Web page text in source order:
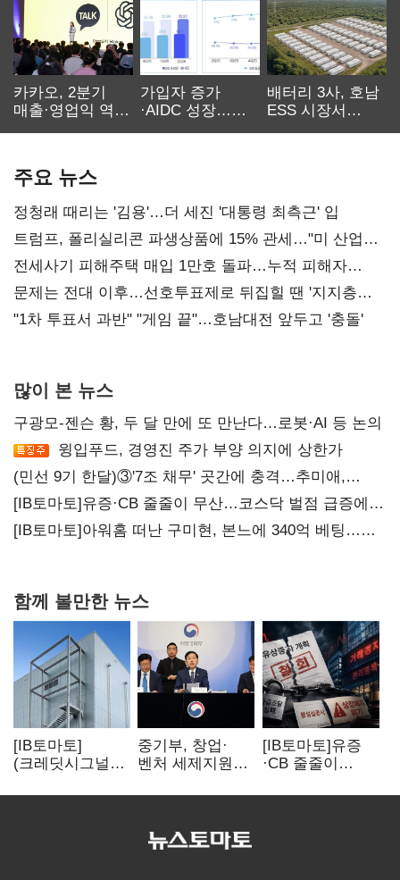
카카오, 2분기
매출·영업익 역대
가입자 증가
·AIDC 성장…
배터리 3사, 호남
ESS 시장서
주요 뉴스
정청래 때리는 '김용'…더 세진 '대통령 최측근' 입
트럼프, 폴리실리콘 파생상품에 15% 관세…"미 산업
재건"
전세사기 피해주택 매입 1만호 돌파…누적 피해자
4만278명
문제는 전대 이후…선호투표제로 뒤집힐 땐 '지지층
불복'
"1차 투표서 과반" "게임 끝"…호남대전 앞두고 '충돌'
많이 본 뉴스
구광모-젠슨 황, 두 달 만에 또 만난다…로봇·AI 등 논의
윙입푸드, 경영진 주가 부양 의지에 상한가
(민선 9기 한달)③'7조 채무' 곳간에 충격…추미애,
20년만에 '비상재정' 선언 승부수
[IB토마토]유증·CB 줄줄이 무산…코스닥 벌점 급증에
상폐 압박
[IB토마토]아워홈 떠난 구미현, 본느에 340억 베팅…
함께 볼만한 뉴스
[IB토마토]
(크레딧시그널)
수혜에도
중기부, 창업·
벤처 세제지원
사업승계
[IB토마토]유증
·CB 줄줄이
벌점 급증에 상폐